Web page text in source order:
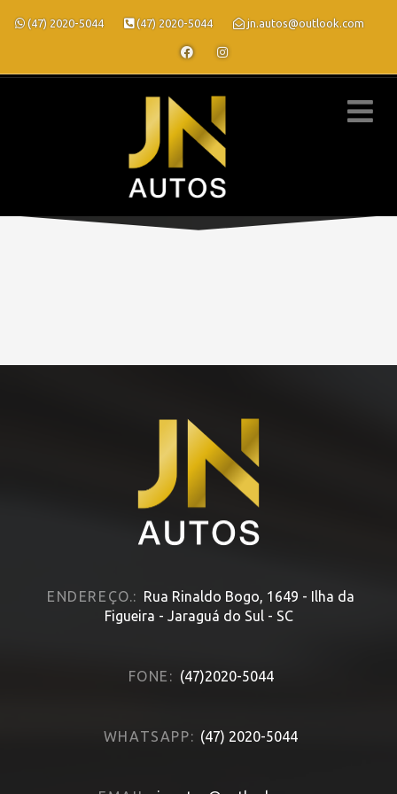
(47) 2020-5044 (47) 2020-5044 jn.autos@outlook.com
» FICHA CADASTRAL
ENDEREÇO.: Rua Rinaldo Bogo, 1649 - Ilha da
Figueira - Jaraguá do Sul - SC
FONE: (47)2020-5044
WHATSAPP: (47) 2020-5044